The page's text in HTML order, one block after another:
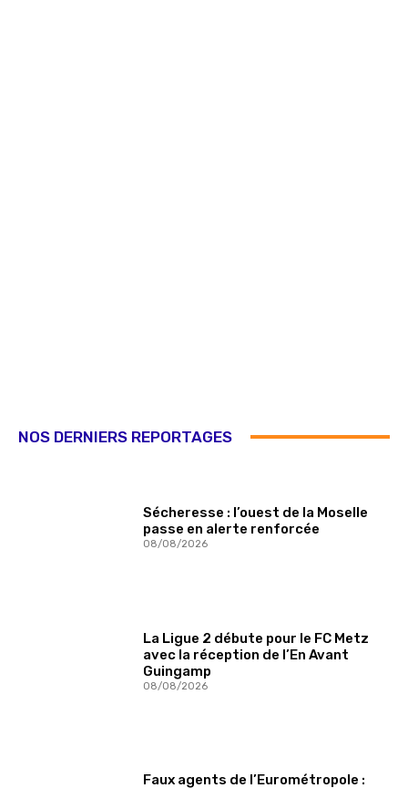
NOS DERNIERS REPORTAGES
Sécheresse : l’ouest de la Moselle
passe en alerte renforcée
08/08/2026
La Ligue 2 débute pour le FC Metz
avec la réception de l’En Avant
Guingamp
08/08/2026
Faux agents de l’Eurométropole :